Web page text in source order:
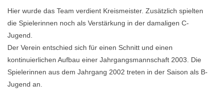
Hier wurde das Team verdient Kreismeister. Zusätzlich spielten
die Spielerinnen noch als Verstärkung in der damaligen C-
Jugend.
Der Verein entschied sich für einen Schnitt und einen
kontinuierlichen Aufbau einer Jahrgangsmannschaft 2003. Die
Spielerinnen aus dem Jahrgang 2002 treten in der Saison als B-
Jugend an.